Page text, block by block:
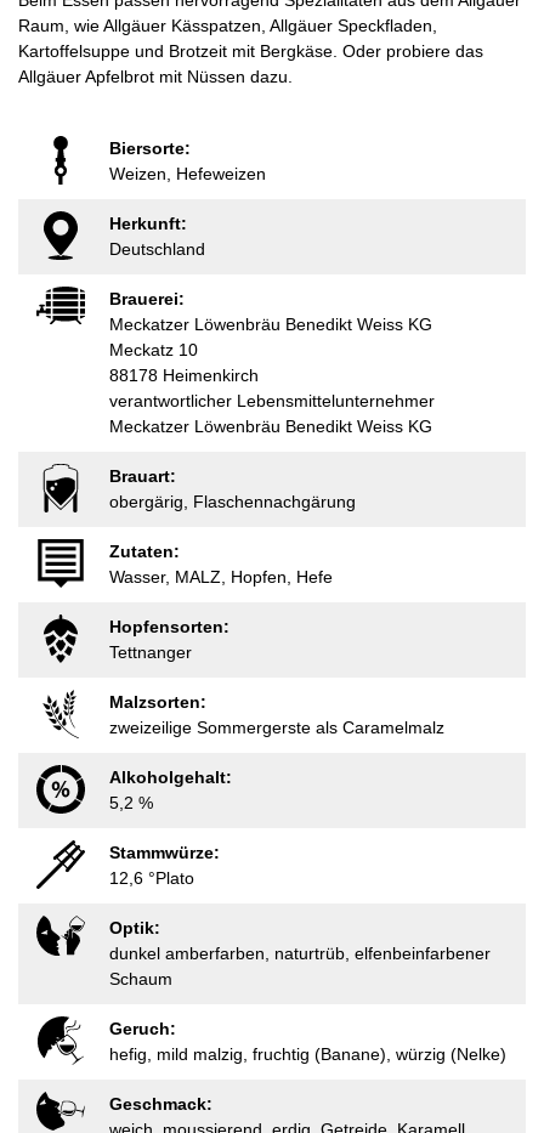
Raum, wie Allgäuer Kässpatzen, Allgäuer Speckfladen,
Kartoffelsuppe und Brotzeit mit Bergkäse. Oder probiere das
Allgäuer Apfelbrot mit Nüssen dazu.
Biersorte:
Weizen, Hefeweizen
Herkunft:
Deutschland
Brauerei:
Meckatzer Löwenbräu Benedikt Weiss KG
Meckatz 10
88178 Heimenkirch
verantwortlicher Lebensmittelunternehmer
Meckatzer Löwenbräu Benedikt Weiss KG
Brauart:
obergärig, Flaschennachgärung
Zutaten:
Wasser, MALZ, Hopfen, Hefe
Hopfensorten:
Tettnanger
Malzsorten:
zweizeilige Sommergerste als Caramelmalz
Alkoholgehalt:
5,2 %
Stammwürze:
12,6 °Plato
Optik:
dunkel amberfarben, naturtrüb, elfenbeinfarbener
Schaum
Geruch:
hefig, mild malzig, fruchtig (Banane), würzig (Nelke)
Geschmack: